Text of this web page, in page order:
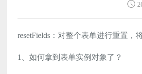
resetFields：对整个表单进行重置
1、如何拿到表单实例对象了？